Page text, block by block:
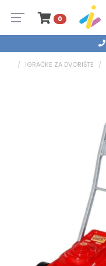
0
IGRAČKE ZA DVORIŠTE